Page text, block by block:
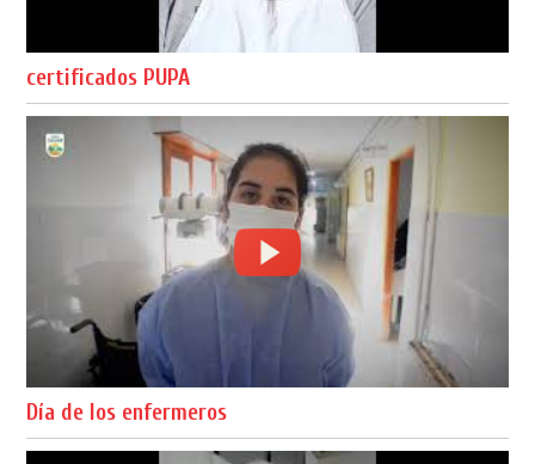
certificados PUPA
Día de los enfermeros